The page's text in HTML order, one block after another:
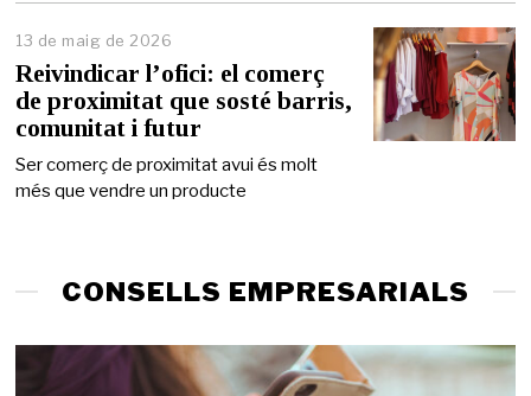
2
13 de maig de 2026
4
d
e
m
i
g
2
Reivindicar l’ofici: el comerç
de proximitat que sosté barris,
comunitat i futur
Ser comerç de proximitat avui és molt
més que vendre un producte
CONSELLS EMPRESARIALS